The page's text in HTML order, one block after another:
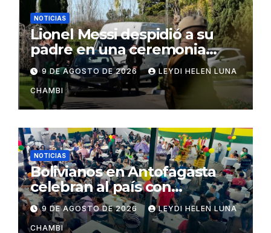
NOTICIAS
Lionel Messi despidió a su
padre en una ceremonia
íntima en Rosario
9 DE AGOSTO DE 2026 LEYDI HELEN LUNA
CHAMBI
NOTICIAS
Bolivianos en Antofagasta
celebran al país con
gastronomía, folclore y un
llamado a la unidad
9 DE AGOSTO DE 2026 LEYDI HELEN LUNA
CHAMBI